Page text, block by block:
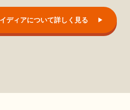
ディアについて詳しく見る